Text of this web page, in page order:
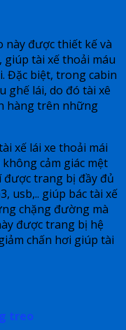
này được thiết kế và
tài xế thoải máu
Đặc biệt, trong cabin
ghế lái, do đó tài xê
hàng trên những
xế lái xe thoải mái
cảm giác mệt
trang bị đầy đủ
usb,.. giúp bác tài xế
chặng đường mà
được trang bị hệ
chấn hơi giúp tài
treo